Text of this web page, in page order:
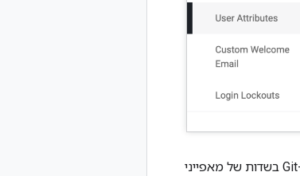
של משתמש Looker, שבו המשתמש הזין את פרטי הכניסה שלו ל-Git בשדות של מאפייני